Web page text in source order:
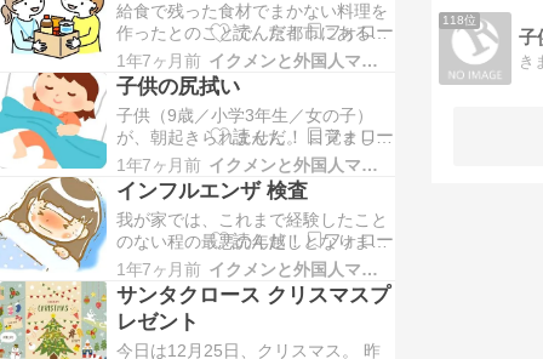
給食で残った食材でまかない料理を
作ったとのことで、京都市にある小
学校の給食の女性調理員2人（60歳
と57歳）が減給の懲戒処分（平均賃
金の半日分）となったというニュー
スがありました。 京都市教育委員会
の発表によると、調理員の2人は以
下の点に抵触したようです。 ＊60
歳の調理員は、2…
1年7ヶ月前 イクメンと外国人ママの家族日記
子供の尻拭い
子供（9歳／小学3年生／女の子）
が、朝起きられません。 目覚まし時
計をスヌーズにしていても、完全に
OFFにして、また寝ます。（苦笑）
「さぁ、起きなさいよ！」と、ちょ
っと声を大きくしても、身動きすら
せず寝ています。 しかし、その後の
娘の対応については、私か妻かで、
大きな違いがある…
1年7ヶ月前 イクメンと外国人ママの家族日記
インフルエンザ 検査
我が家では、これまで経験したこと
のない程の最悪の年越しとなりまし
た。 9歳の娘と私がインフルエンザ
に感染してしまったのです。 12月
28日（土）の夜、体調不良を訴えて
いた娘を夜間子供病院に連れて行っ
て、インフルエンザの検査を受けま
1年7ヶ月前 イクメンと外国人ママの家族日記
サンタクロース クリスマスプ
レゼント
今日は12月25日、クリスマス。 昨
118位
子
き